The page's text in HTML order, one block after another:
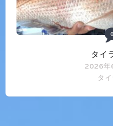
0
タイ
2026年
タ